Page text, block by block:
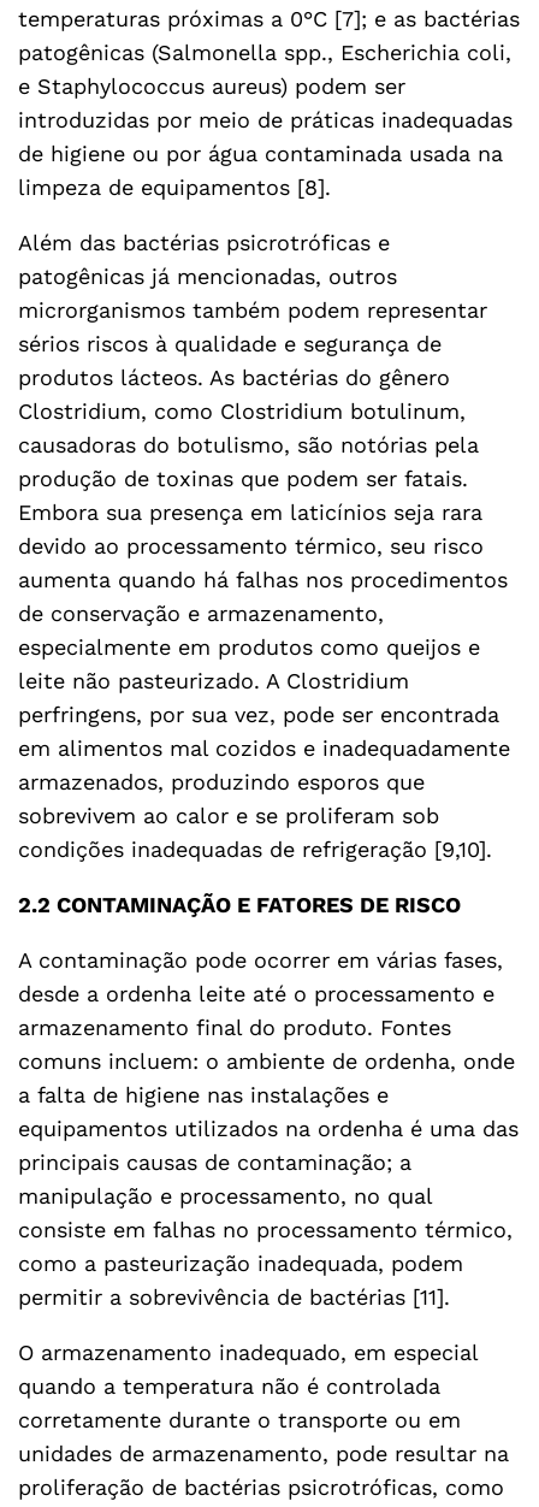
temperaturas próximas a 0°C [7]; e as bactérias
patogênicas (Salmonella spp., Escherichia coli,
e Staphylococcus aureus) podem ser
introduzidas por meio de práticas inadequadas
de higiene ou por água contaminada usada na
limpeza de equipamentos [8].
Além das bactérias psicrotróficas e
patogênicas já mencionadas, outros
microrganismos também podem representar
sérios riscos à qualidade e segurança de
produtos lácteos. As bactérias do gênero
Clostridium, como Clostridium botulinum,
causadoras do botulismo, são notórias pela
produção de toxinas que podem ser fatais.
Embora sua presença em laticínios seja rara
devido ao processamento térmico, seu risco
aumenta quando há falhas nos procedimentos
de conservação e armazenamento,
especialmente em produtos como queijos e
leite não pasteurizado. A Clostridium
perfringens, por sua vez, pode ser encontrada
em alimentos mal cozidos e inadequadamente
armazenados, produzindo esporos que
sobrevivem ao calor e se proliferam sob
condições inadequadas de refrigeração [9,10].
2.2 CONTAMINAÇÃO E FATORES DE RISCO
A contaminação pode ocorrer em várias fases,
desde a ordenha leite até o processamento e
armazenamento final do produto. Fontes
comuns incluem: o ambiente de ordenha, onde
a falta de higiene nas instalações e
equipamentos utilizados na ordenha é uma das
principais causas de contaminação; a
manipulação e processamento, no qual
consiste em falhas no processamento térmico,
como a pasteurização inadequada, podem
permitir a sobrevivência de bactérias [11].
O armazenamento inadequado, em especial
quando a temperatura não é controlada
corretamente durante o transporte ou em
unidades de armazenamento, pode resultar na
proliferação de bactérias psicrotróficas, como